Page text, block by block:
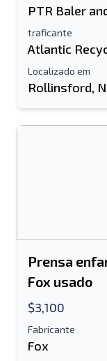
PTR Baler
traficante
Atlantic
Localizado em
Rollinsford,
Prensa
Fox usado
$3,100
Fabricante
Fox